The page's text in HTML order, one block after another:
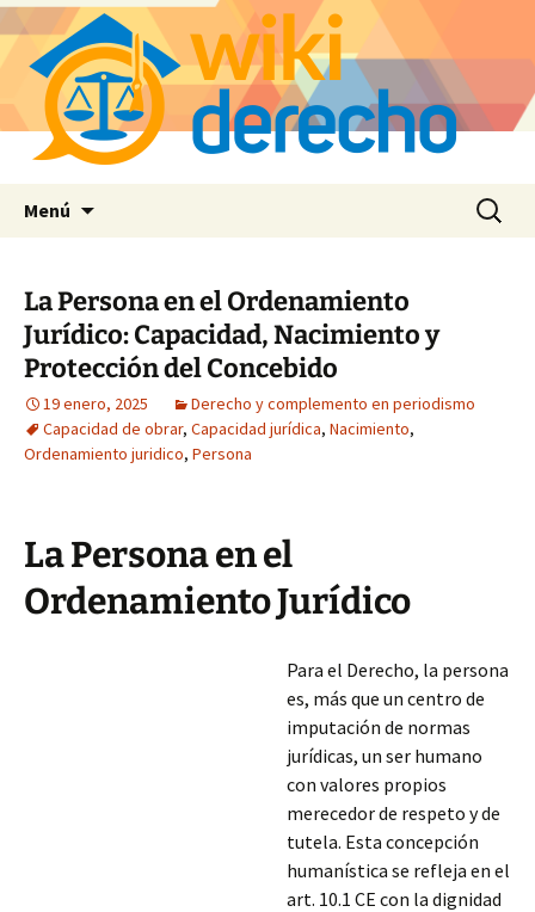
Menú Buscar:
La Persona en el Ordenamiento
Jurídico: Capacidad, Nacimiento y
Protección del Concebido
19 enero, 2025
Derecho y complemento en periodismo
Capacidad de obrar, Capacidad jurídica, Nacimiento,
Ordenamiento juridico, Persona
La Persona en el
Ordenamiento Jurídico
Para el Derecho, la persona
es, más que un centro de
imputación de normas
jurídicas, un ser humano
con valores propios
merecedor de respeto y de
tutela. Esta concepción
humanística se refleja en el
art. 10.1 CE con la dignidad